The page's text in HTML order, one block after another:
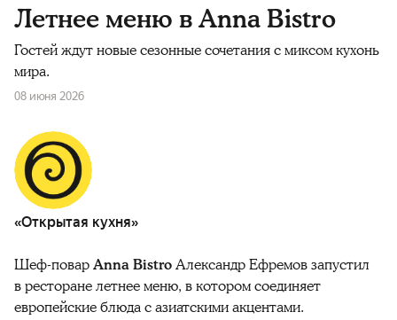
Летнее меню в Anna Bistro
Гостей ждут новые сезонные сочетания с миксом кухонь
мира.
08 июня 2026
«Открытая кухня»
Шеф-поварAnna BistroАлександр Ефремов запустил
в ресторане летнее меню, в котором соединяет
европейские блюда с азиатскими акцентами.